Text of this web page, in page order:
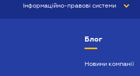
Інформаційно-правові системи
Блог
Новини компанії